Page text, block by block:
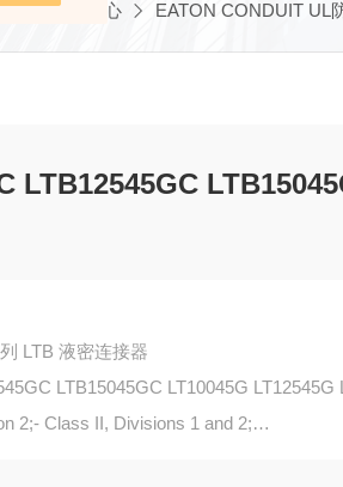
产品中心 EATON CONDUIT UL
LTB12545GC
LTB 液密连接器
LTB15045GC LT10045G LT12545G
2;- Class II, Divisions 1 and 2;